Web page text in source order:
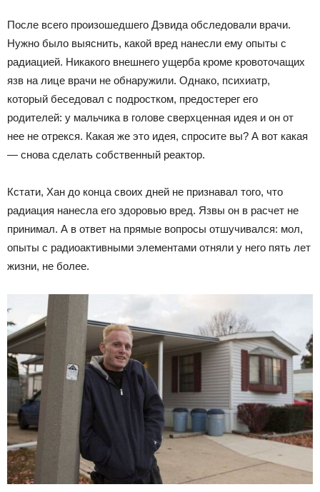
После всего произошедшего Дэвида обследовали врачи.
Нужно было выяснить, какой вред нанесли ему опыты с
радиацией. Никакого внешнего ущерба кроме кровоточащих
язв на лице врачи не обнаружили. Однако, психиатр,
который беседовал с подростком, предостерег его
родителей: у мальчика в голове сверхценная идея и он от
нее не отрекся. Какая же это идея, спросите вы? А вот какая
— снова сделать собственный реактор.
Кстати, Хан до конца своих дней не признавал того, что
радиация нанесла его здоровью вред. Язвы он в расчет не
принимал. А в ответ на прямые вопросы отшучивался: мол,
опыты с радиоактивными элементами отняли у него пять лет
жизни, не более.